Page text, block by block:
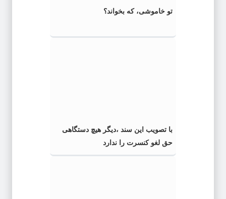
تو خاموشی، که بخواند؟
با تصویب این سند ،دیگر هیچ دستگاهی
حق لغو کنسرت را ندارد